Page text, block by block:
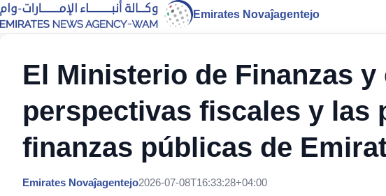
Emirates Novaĵagentejo
El Ministerio de Finanzas y
perspectivas fiscales y las
finanzas públicas de
Emirates Novaĵagentejo2026-07-08T16:33:28+04:00